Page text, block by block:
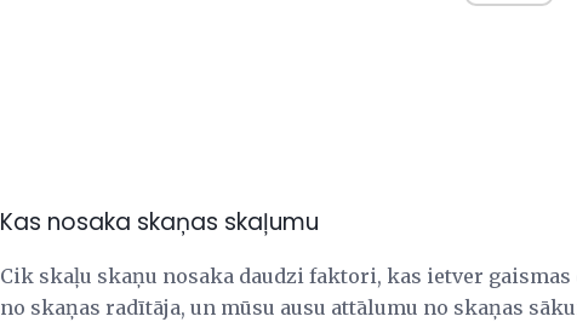
Kas nosaka skaņas skaļumu
Cik skaļu skaņu nosaka daudzi faktori, kas ietver
no skaņas radītāja, un mūsu ausu attālumu no skaņas